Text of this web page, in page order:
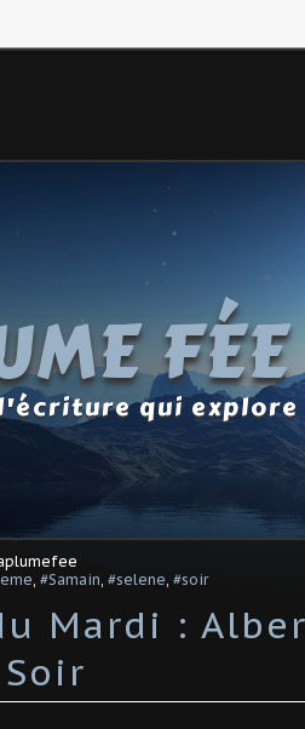
qui
#Samain #selene #soir
Mardi :